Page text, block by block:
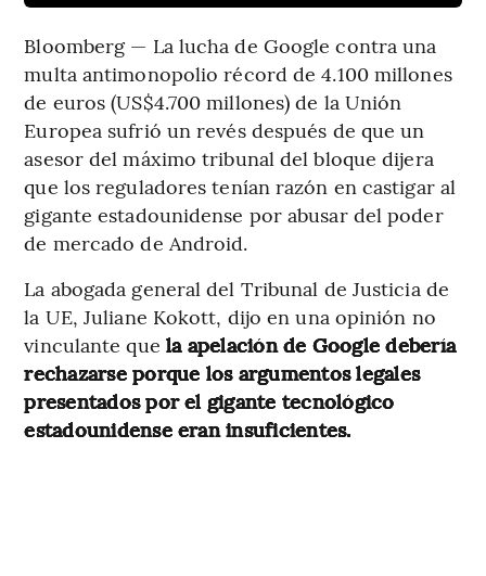
Bloomberg — La lucha de Google contra una
multa antimonopolio récord de 4.100 millones
de euros (US$4.700 millones) de la Unión
Europea sufrió un revés después de que un
asesor del máximo tribunal del bloque dijera
que los reguladores tenían razón en castigar al
gigante estadounidense por abusar del poder
de mercado de Android.
La abogada general del Tribunal de Justicia de
la UE, Juliane Kokott, dijo en una opinión no
vinculante que la apelación de Google debería
rechazarse porque los argumentos legales
presentados por el gigante tecnológico
estadounidense eran insuficientes.